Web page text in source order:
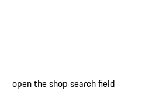
open the shop search field